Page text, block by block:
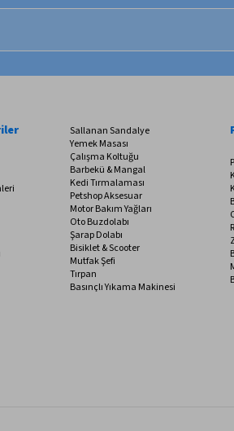
Sallanan Sandalye
Yemek Masası
Çalışma Koltuğu
Barbekü & Mangal
Kedi Tırmalaması
Petshop Aksesuar
Motor Bakım Yağları
Oto Buzdolabı
Şarap Dolabı
Bisiklet & Scooter
Mutfak Şefi
Tırpan
Basınçlı Yıkama Makinesi